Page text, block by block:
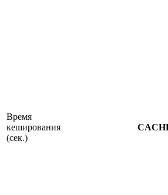
Время
кеширования
(сек.)